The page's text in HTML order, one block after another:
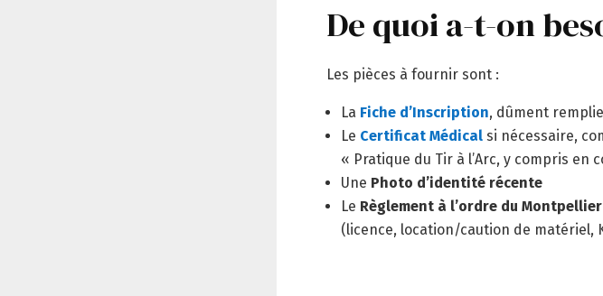
De quoi a-t-on
Les pièces à fournir sont :
La Fiche d’Inscription, dûment
Le Certificat Médical si nécessaire,
« Pratique du Tir à l’Arc, y compris en
Une Photo d’identité récente
Le Règlement à l’ordre du Montpellier
(licence, location/caution de matériel,